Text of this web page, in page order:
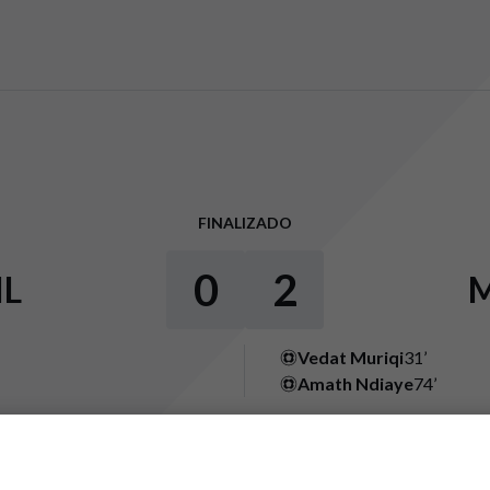
FINALIZADO
0 2
31’
Vedat Muriqi
74’
Amath Ndiaye